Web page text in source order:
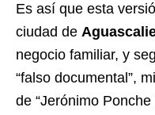
Es así que esta
ciudad de
negocio familiar, y
“falso documental”,
de “Jerónimo